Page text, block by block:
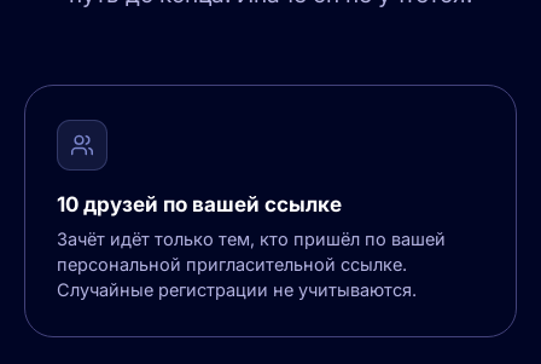
10 друзей по вашей ссылке
Зачёт идёт только тем, кто пришёл по вашей
персональной пригласительной ссылке.
Случайные регистрации не учитываются.